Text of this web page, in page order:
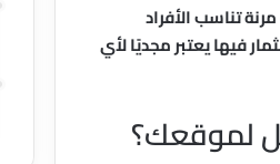
تناسب الأفراد
فيها يعتبر مجديًا لأي